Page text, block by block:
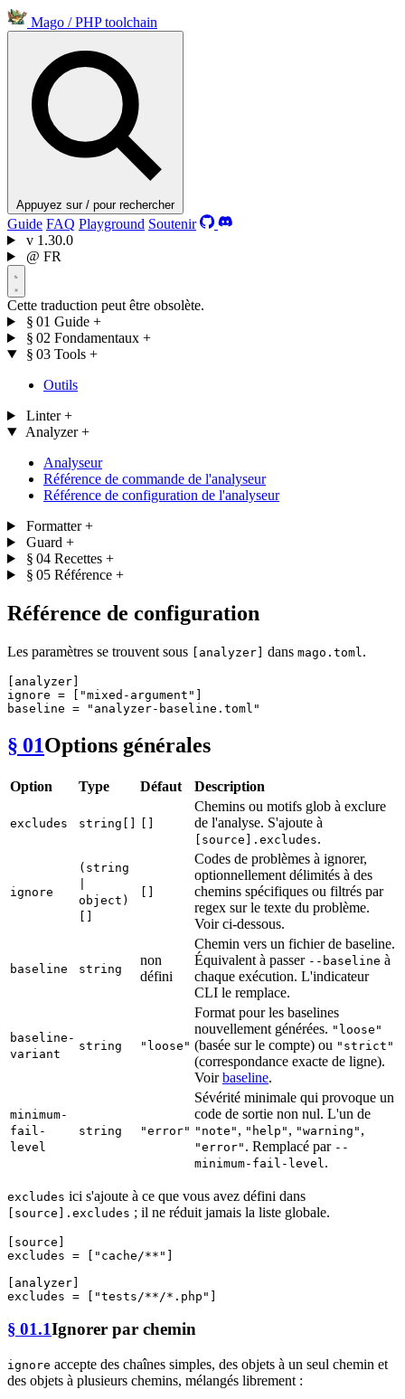
Mago / PHP toolchain
Appuyez sur / pour rechercher
Guide FAQ Playground Soutenir
v 1.30.0
@ FR
Cette traduction peut être obsolète.
§ 01 Guide +
§ 02 Fondamentaux +
§ 03 Tools +
Outils
Linter +
Analyzer +
Analyseur
Référence de commande de l'analyseur
Référence de configuration de l'analyseur
Formatter +
Guard +
§ 04 Recettes +
§ 05 Référence +
Référence de configuration
Les paramètres se trouvent sous [analyzer] dans mago.toml .
[analyzer]
ignore = [ "mixed-argument"
baseline = "analyzer-baseline.toml"
§ 01Options générales
Option Type Défaut Description
excludes string[] []
Chemins ou motifs glob à exclure
de l'analyse. S'ajoute à
[source].excludes.
ignore
(string
object)
[]
[]
Codes de problèmes à ignorer,
optionnellement délimités à des
chemins spécifiques ou filtrés par
regex sur le texte du problème.
Voir ci-dessous.
baseline string
non
défini
Chemin vers un fichier de baseline.
Équivalent à passer --baseline à
chaque exécution. L'indicateur
CLI le remplace.
baseline-
variant
string "loose"
Format pour les baselines
nouvellement générées. "loose"
(basée sur le compte) ou "strict"
(correspondance exacte de ligne).
Voirbaseline.
minimum-
fail-
level
string "error"
Sévérité minimale qui provoque un
code de sortie non nul. L'un de
"note" , "help" , "warning" ,
"error" . Remplacé par --
minimum-fail-level .
excludes ici s'ajoute à ce que vous avez défini dans
[source].excludes ; il ne réduit jamais la liste globale.
[source]
excludes = [ "cache/**" ]
[analyzer]
excludes = [ "tests/**/*.php"
§ 01.1Ignorer par chemin
ignore accepte des chaînes simples, des objets à un seul chemin et
des objets à plusieurs chemins, mélangés librement :